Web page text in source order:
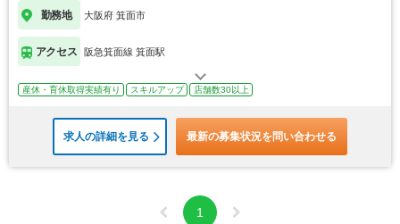
勤務地 大阪府 箕面市
アクセス 阪急箕面線 箕面駅
産休・育休取得実績有り スキルアップ 店舗数30以上
求人の詳細を見る 最新の募集状況を問い合わせる
1